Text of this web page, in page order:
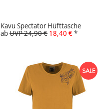
Kavu Spectator Hüfttasche
abUVP 24,90 € 18,40 €*